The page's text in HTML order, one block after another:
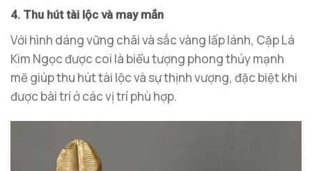
4. Thu hút tài lộc và may mắn
Với hình dáng vững chãi và sắc vàng lấp lánh, Cặp Lá
Kim Ngọc được coi là biểu tượng phong thủy mạnh
mẽ giúp thu hút tài lộc và sự thịnh vượng, đặc biệt khi
được bài trí ở các vị trí phù hợp.